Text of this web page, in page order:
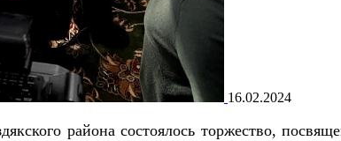
16.02.2024
района состоялось торжество,